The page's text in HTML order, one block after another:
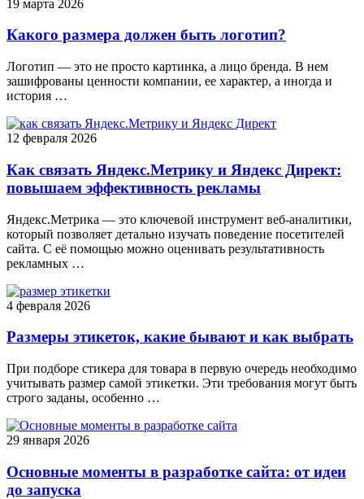
19 марта 2026
Какого размера должен быть логотип?
Логотип — это не просто картинка, а лицо бренда. В нем
зашифрованы ценности компании, ее характер, а иногда и
история …
12 февраля 2026
Как связать Яндекс.Метрику и Яндекс Директ:
повышаем эффективность рекламы
Яндекс.Метрика — это ключевой инструмент веб-аналитики,
который позволяет детально изучать поведение посетителей
сайта. С её помощью можно оценивать результативность
рекламных …
4 февраля 2026
Размеры этикеток, какие бывают и как выбрать
При подборе стикера для товара в первую очередь необходимо
учитывать размер самой этикетки. Эти требования могут быть
строго заданы, особенно …
29 января 2026
Основные моменты в разработке сайта: от идеи
до запуска